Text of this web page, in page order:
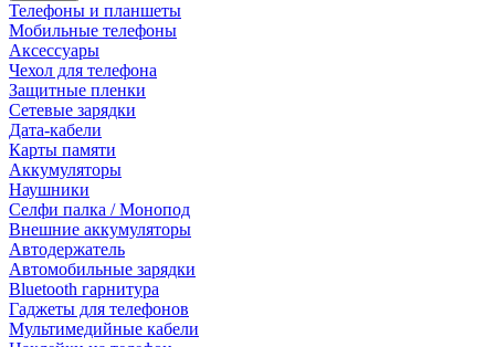
Телефоны и планшеты
Мобильные телефоны
Аксессуары
Чехол для телефона
Защитные пленки
Сетевые зарядки
Дата-кабели
Карты памяти
Аккумуляторы
Наушники
Селфи палка / Монопод
Внешние аккумуляторы
Автодержатель
Автомобильные зарядки
Bluetooth гарнитура
Гаджеты для телефонов
Мультимедийные кабели